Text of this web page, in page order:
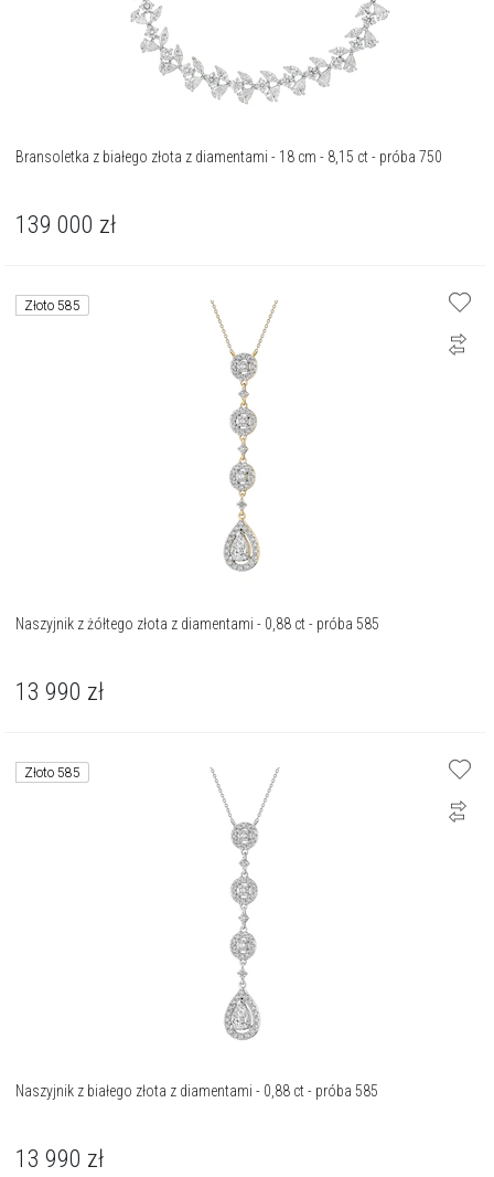
Bransoletka z białego złota z diamentami - 18 cm - 8,15 ct - próba 750
139 000 zł
Złoto 585
Naszyjnik z żółtego złota z diamentami - 0,88 ct - próba 585
13 990 zł
Złoto 585
Naszyjnik z białego złota z diamentami - 0,88 ct - próba 585
13 990 zł